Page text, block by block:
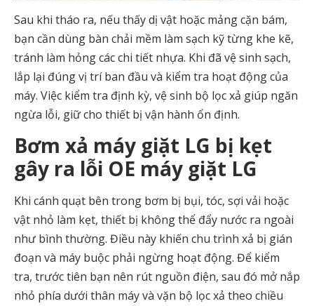
Sau khi tháo ra, nếu thấy dị vật hoặc mảng cặn bám,
bạn cần dùng bàn chải mềm làm sạch kỹ từng khe kẽ,
tránh làm hỏng các chi tiết nhựa. Khi đã vệ sinh sạch,
lắp lại đúng vị trí ban đầu và kiểm tra hoạt động của
máy. Việc kiểm tra định kỳ, vệ sinh bộ lọc xả giúp ngăn
ngừa lỗi, giữ cho thiết bị vận hành ổn định.
Bơm xả máy giặt LG bị kẹt
gây ra lỗi OE máy giặt LG
Khi cánh quạt bên trong bơm bị bụi, tóc, sợi vải hoặc
vật nhỏ làm kẹt, thiết bị không thể đẩy nước ra ngoài
như bình thường. Điều này khiến chu trình xả bị gián
đoạn và máy buộc phải ngừng hoạt động. Để kiểm
tra, trước tiên bạn nên rút nguồn điện, sau đó mở nắp
nhỏ phía dưới thân máy và vặn bộ lọc xả theo chiều